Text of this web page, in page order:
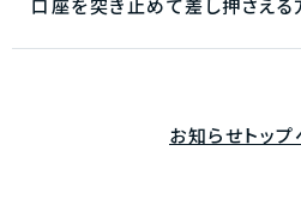
口座を突き止めて差し押さえる
お知らせトッ